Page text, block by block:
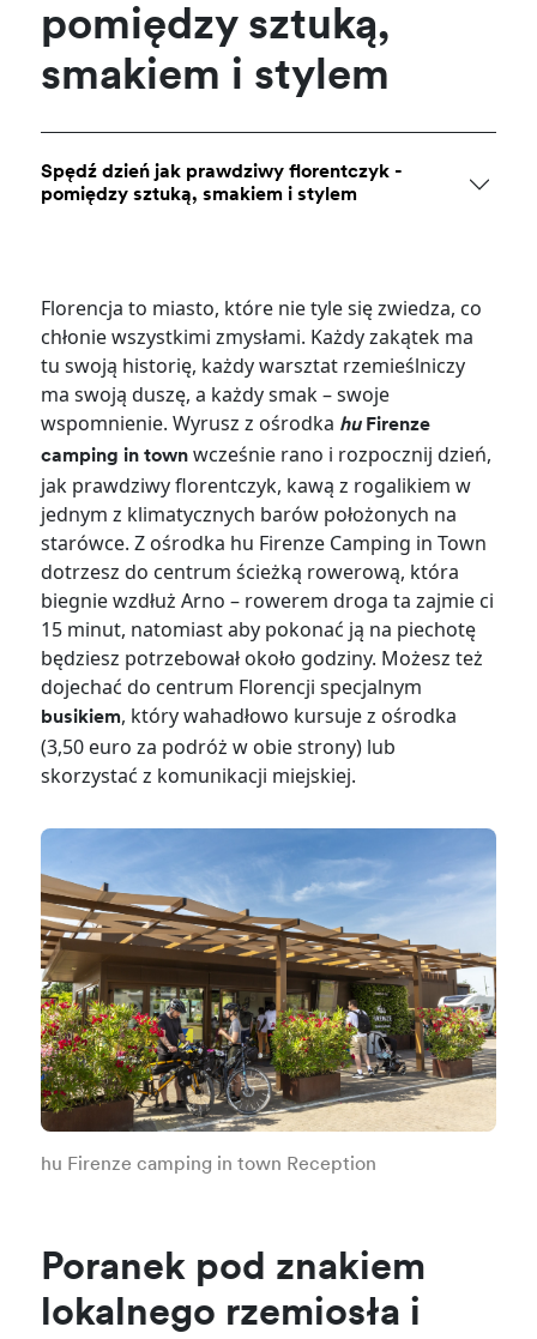
pomiędzy sztuką,
smakiem i stylem
Spędź dzień jak prawdziwy florentczyk -
pomiędzy sztuką, smakiem i stylem
Florencja to miasto, które nie tyle się zwiedza, co
chłonie wszystkimi zmysłami. Każdy zakątek ma
tu swoją historię, każdy warsztat rzemieślniczy
ma swoją duszę, a każdy smak – swoje
wspomnienie. Wyrusz z ośrodka huFirenze
camping in townwcześnie rano i rozpocznij dzień,
jak prawdziwy florentczyk, kawą z rogalikiem w
jednym z klimatycznych barów położonych na
starówce. Z ośrodka hu Firenze Camping in Town
dotrzesz do centrum ścieżką rowerową, która
biegnie wzdłuż Arno – rowerem droga ta zajmie ci
15 minut, natomiast aby pokonać ją na piechotę
będziesz potrzebował około godziny. Możesz też
dojechać do centrum Florencji specjalnym
busikiem, który wahadłowo kursuje z ośrodka
(3,50 euro za podróż w obie strony) lub
skorzystać z komunikacji miejskiej.
hu Firenze camping in town Reception
Poranek pod znakiem
lokalnego rzemiosła i